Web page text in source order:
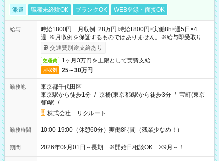
派遣 職種未経験OK ブランクOK WEB登録・面接OK
給与
時給1800円 月収例 28万円 時給1800円×実働8h×週5日×4
週 ※月収例を保証するものではありません。※給与即受取りサ
ービス利用可（利用条件有）
交通費別途支給あり
交通費 1ヶ月3万円を上限として実費支給
月収例 25～30万円
勤務地
東京都千代田区
東京駅から徒歩1分 / 京橋(東京都)駅から徒歩3分 / 宝町(東京
都)駅 / …
株式会社 リクルート
勤務時間 10:00-19:00（休憩60分）実働8時間（残業少なめ！）
期間 2026年09月01日～長期 ※開始日相談OK ※9月～！